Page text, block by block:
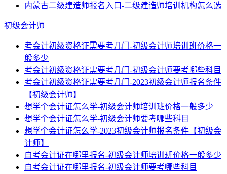
内蒙古二级建造师报名入口-二级建造师培训机构怎么选
初级会计师
考会计初级资格证需要考几门-初级会计师培训班价格一
般多少
考会计初级资格证需要考几门-初级会计师要考哪些科目
考会计初级资格证需要考几门-2023初级会计师报名条件
【初级会计师】
想学个会计证怎么学-初级会计师培训班价格一般多少
想学个会计证怎么学-初级会计师要考哪些科目
想学个会计证怎么学-2023初级会计师报名条件【初级会
计师】
自考会计证在哪里报名-初级会计师培训班价格一般多少
自考会计证在哪里报名-初级会计师要考哪些科目